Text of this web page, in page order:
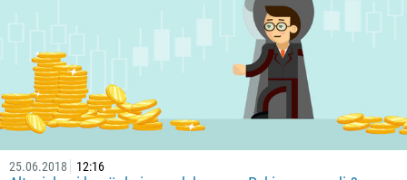
25.06.2018 12:16
269
243
682